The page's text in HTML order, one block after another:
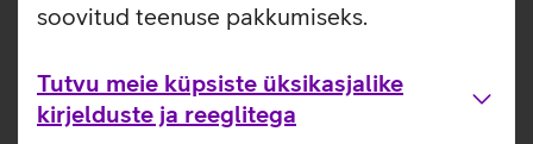
soovitud teenuse pakkumiseks.
Tutvu meie küpsiste üksikasjalike
kirjelduste ja reeglitega
Tier2
Sobib rakenduste, andmebaaside